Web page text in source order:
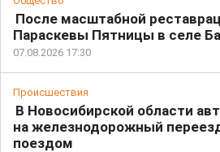
После масштабной
Параскевы Пятницы в селе
07.08.2026 17:30
Происшествия
В Новосибирской области
на железнодорожный
поездом